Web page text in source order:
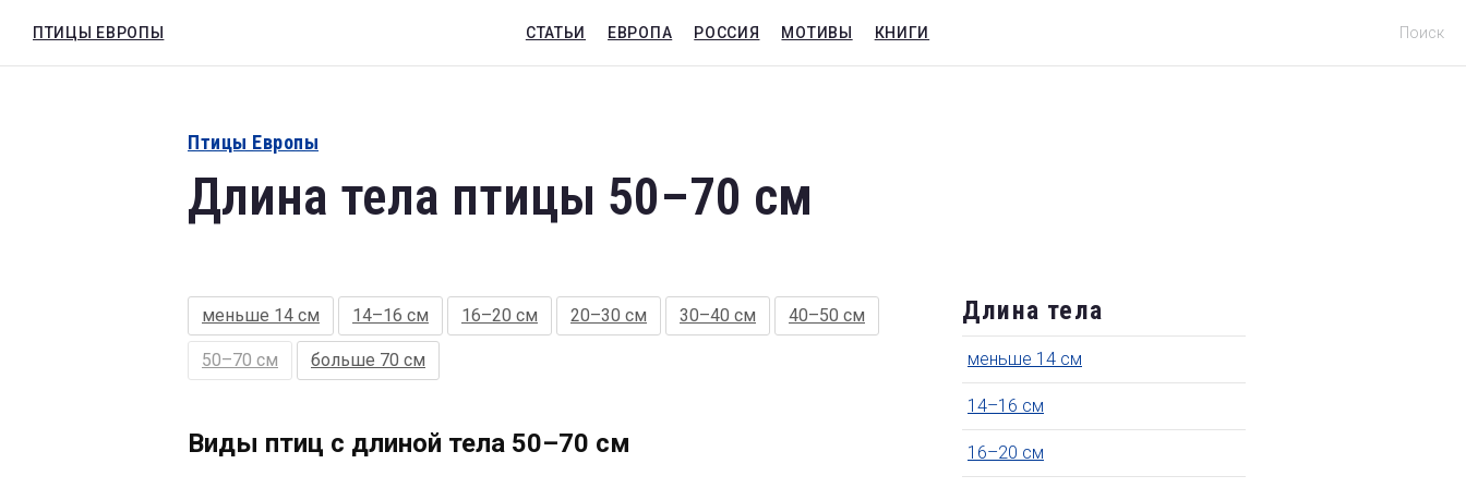
ПТИЦЫ ЕВРОПЫ СТАТЬИ ЕВРОПА РОССИЯ МОТИВЫ КНИГИ Поиск
ПТИЦЫ ЕВРОПЫ
Птицы Европы
Длина тела птицы 50–70 см
меньше 14 см 14–16 см 16–20 см 20–30 см 30–40 см 40–50 см
50–70 см больше 70 см
Виды птиц с длиной тела 50–70 см
Длина тела
меньше 14 см
14–16 см
16–20 см